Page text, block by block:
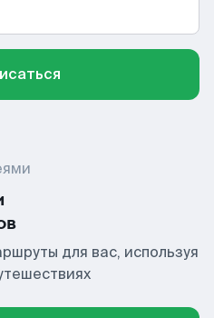
для вас, используя